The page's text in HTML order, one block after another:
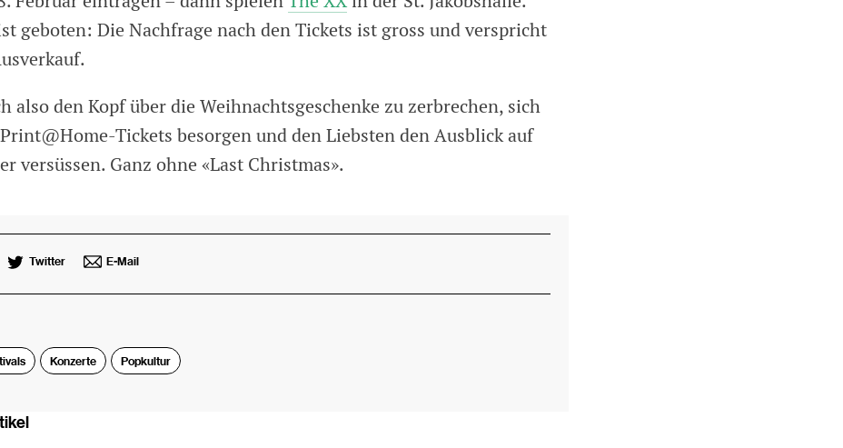
geboten: Die Nachfrage nach den Tickets ist gross und verspricht
also den Kopf über die Weihnachtsgeschenke zu zerbrechen, sich
Tickets besorgen und den Liebsten den Ausblick auf
versüssen. Ganz ohne «Last Christmas».
Twitter E-Mail
Konzerte Popkultur